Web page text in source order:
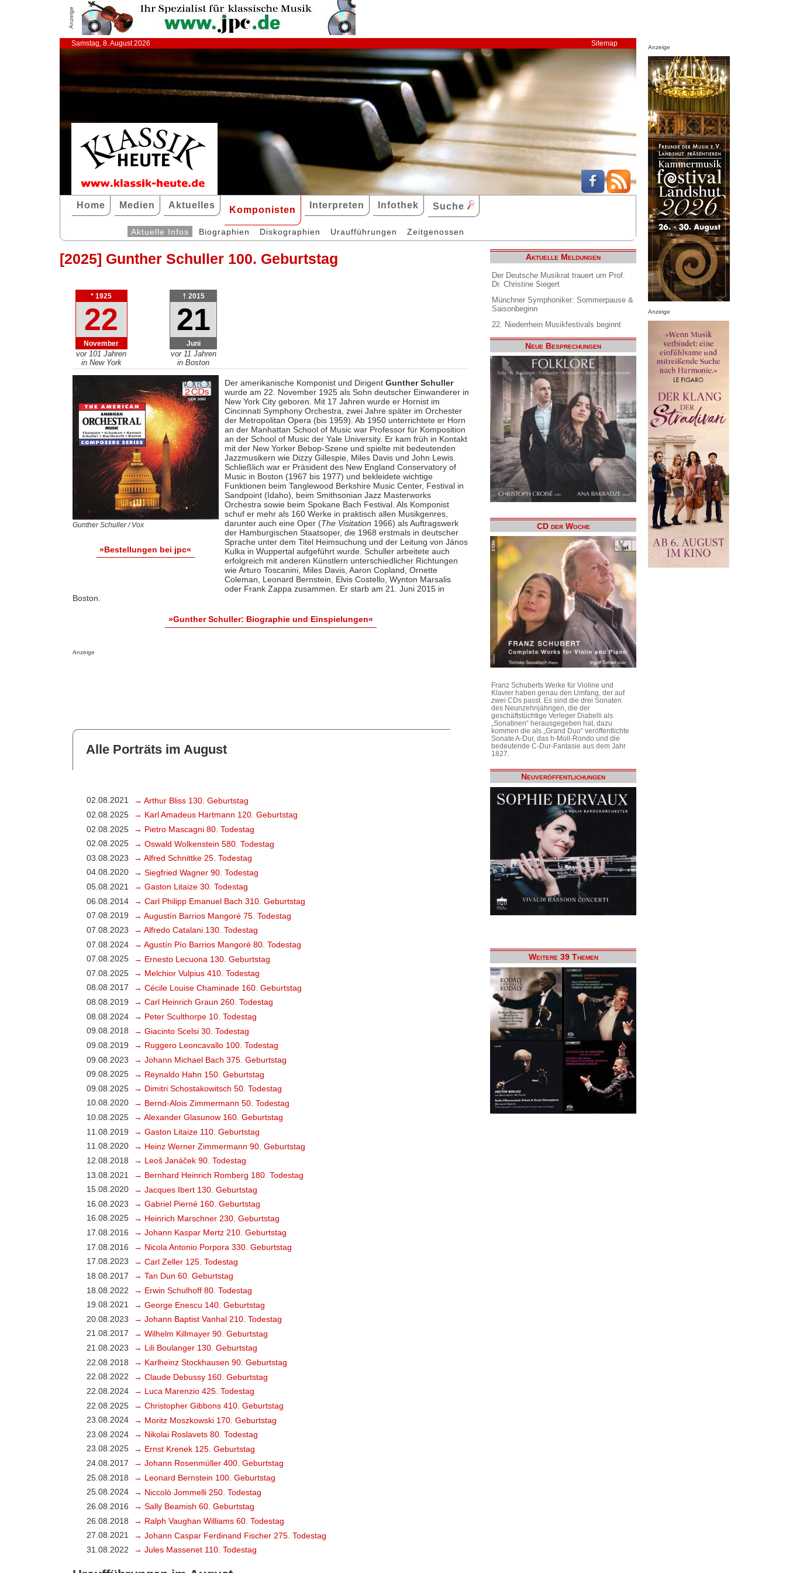
Anzeige
Samstag, 8. August 2026 Sitemap
Home Medien Aktuelles Komponisten Interpreten Infothek Suche
Aktuelle Infos Biographien Diskographien Uraufführungen Zeitgenossen
[2025] Gunther Schuller 100. Geburtstag
* 1925
22
November
vor 101 Jahren
in New York
† 2015
21
Juni
vor 11 Jahren
in Boston
Gunther Schuller / Vox
»Bestellungen bei jpc«
Der amerikanische Komponist und Dirigent Gunther Schuller
wurde am 22. November 1925 als Sohn deutscher Einwanderer in
New York City geboren. Mit 17 Jahren wurde er Hornist im
Cincinnati Symphony Orchestra, zwei Jahre später im Orchester
der Metropolitan Opera (bis 1959). Ab 1950 unterrichtete er Horn
an der Manhattan School of Music war Professor für Komposition
an der School of Music der Yale University. Er kam früh in Kontakt
mit der New Yorker Bebop-Szene und spielte mit bedeutenden
Jazzmusikern wie Dizzy Gillespie, Miles Davis und John Lewis.
Schließlich war er Präsident des New England Conservatory of
Music in Boston (1967 bis 1977) und bekleidete wichtige
Funktionen beim Tanglewood Berkshire Music Center, Festival in
Sandpoint (Idaho), beim Smithsonian Jazz Masterworks
Orchestra sowie beim Spokane Bach Festival. Als Komponist
schuf er mehr als 160 Werke in praktisch allen Musikgenres,
darunter auch eine Oper (The Visitation 1966) als Auftragswerk
der Hamburgischen Staatsoper, die 1968 erstmals in deutscher
Sprache unter dem Titel Heimsuchung und der Leitung von János
Kulka in Wuppertal aufgeführt wurde. Schuller arbeitete auch
erfolgreich mit anderen Künstlern unterschiedlicher Richtungen
wie Arturo Toscanini, Miles Davis, Aaron Copland, Ornette
Coleman, Leonard Bernstein, Elvis Costello, Wynton Marsalis
oder Frank Zappa zusammen. Er starb am 21. Juni 2015 in
Boston.
»Gunther Schuller: Biographie und Einspielungen«
Anzeige
Alle Porträts im August
02.08.2021
→ Arthur Bliss 130. Geburtstag
02.08.2025
→ Karl Amadeus Hartmann 120. Geburtstag
02.08.2025
→ Pietro Mascagni 80. Todestag
02.08.2025
→ Oswald Wolkenstein 580. Todestag
03.08.2023
→ Alfred Schnittke 25. Todestag
04.08.2020
→ Siegfried Wagner 90. Todestag
05.08.2021
→ Gaston Litaize 30. Todestag
06.08.2014
→ Carl Philipp Emanuel Bach 310. Geburtstag
07.08.2019
→ Augustín Barrios Mangoré 75. Todestag
07.08.2023
→ Alfredo Catalani 130. Todestag
07.08.2024
→ Agustín Pío Barrios Mangoré 80. Todestag
07.08.2025
→ Ernesto Lecuona 130. Geburtstag
07.08.2025
→ Melchior Vulpius 410. Todestag
08.08.2017
→ Cécile Louise Chaminade 160. Geburtstag
08.08.2019
→ Carl Heinrich Graun 260. Todestag
08.08.2024
→ Peter Sculthorpe 10. Todestag
09.08.2018
→ Giacinto Scelsi 30. Todestag
09.08.2019
→ Ruggero Leoncavallo 100. Todestag
09.08.2023
→ Johann Michael Bach 375. Geburtstag
09.08.2025
→ Reynaldo Hahn 150. Geburtstag
09.08.2025
→ Dimitri Schostakowitsch 50. Todestag
10.08.2020
→ Bernd-Alois Zimmermann 50. Todestag
10.08.2025
→ Alexander Glasunow 160. Geburtstag
11.08.2019
→ Gaston Litaize 110. Geburtstag
11.08.2020
→ Heinz Werner Zimmermann 90. Geburtstag
12.08.2018
→ Leoš Janáček 90. Todestag
13.08.2021
→ Bernhard Heinrich Romberg 180. Todestag
15.08.2020
→ Jacques Ibert 130. Geburtstag
16.08.2023
→ Gabriel Pierné 160. Geburtstag
16.08.2025
→ Heinrich Marschner 230. Geburtstag
17.08.2016
→ Johann Kaspar Mertz 210. Geburtstag
17.08.2016
→ Nicola Antonio Porpora 330. Geburtstag
17.08.2023
→ Carl Zeller 125. Todestag
18.08.2017
→ Tan Dun 60. Geburtstag
18.08.2022
→ Erwin Schulhoff 80. Todestag
19.08.2021
→ George Enescu 140. Geburtstag
20.08.2023
→ Johann Baptist Vanhal 210. Todestag
21.08.2017
→ Wilhelm Killmayer 90. Geburtstag
21.08.2023
→ Lili Boulanger 130. Geburtstag
22.08.2018
→ Karlheinz Stockhausen 90. Geburtstag
22.08.2022
→ Claude Debussy 160. Geburtstag
22.08.2024
→ Luca Marenzio 425. Todestag
22.08.2025
→ Christopher Gibbons 410. Geburtstag
23.08.2024
→ Moritz Moszkowski 170. Geburtstag
23.08.2024
→ Nikolai Roslavets 80. Todestag
23.08.2025
→ Ernst Krenek 125. Geburtstag
24.08.2017
→ Johann Rosenmüller 400. Geburtstag
25.08.2018
→ Leonard Bernstein 100. Geburtstag
25.08.2024
→ Niccolò Jommelli 250. Todestag
26.08.2016
→ Sally Beamish 60. Geburtstag
26.08.2018
→ Ralph Vaughan Williams 60. Todestag
27.08.2021
→ Johann Caspar Ferdinand Fischer 275. Todestag
31.08.2022
→ Jules Massenet 110. Todestag
Aktuelle Meldungen
Der Deutsche Musikrat trauert um Prof.
Dr. Christine Siegert
Münchner Symphoniker: Sommerpause &
Saisonbeginn
22. Niederrhein Musikfestivals beginnt
Neue Besprechungen
CD der Woche
Franz Schuberts Werke für Violine und
Klavier haben genau den Umfang, der auf
zwei CDs passt. Es sind die drei Sonaten
des Neunzehnjährigen, die der
geschäftstüchtige Verleger Diabelli als
„Sonatinen“ herausgegeben hat, dazu
kommen die als „Grand Duo“ veröffentlichte
Sonate A-Dur, das h-Moll-Rondo und die
bedeutende C-Dur-Fantasie aus dem Jahr
1827.
Neuveröffentlichungen
Weitere 39 Themen
Anzeige
Anzeige